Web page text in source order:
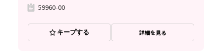
59960-00
キープする 詳細を見る